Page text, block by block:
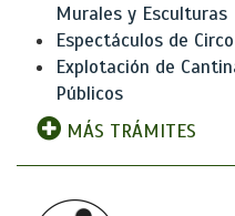
Murales y Esculturas
Espectáculos de Circo
Explotación de
Públicos
MÁS TRÁMITES